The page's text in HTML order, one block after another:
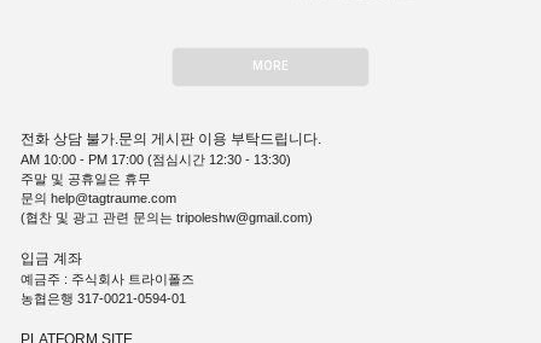
MORE
전화 상담 불가.문의 게시판 이용 부탁드립니다.
AM 10:00 - PM 17:00 (점심시간 12:30 - 13:30)
주말 및 공휴일은 휴무
문의 help@tagtraume.com
(협찬 및 광고 관련 문의는 tripoleshw@gmail.com)
입금 계좌
예금주 : 주식회사 트라이폴즈
농협은행 317-0021-0594-01
PLATFORM SITE